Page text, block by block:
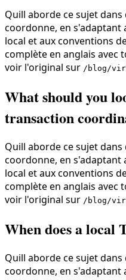
Quill aborde ce sujet
coordonne, en
local et aux conventions
complète en anglais avec
voir l'original sur /blog/
What should you
transaction
Quill aborde ce sujet
coordonne, en
local et aux conventions
complète en anglais avec
voir l'original sur /blog/
When does a local
Quill aborde ce sujet
coordonne, en